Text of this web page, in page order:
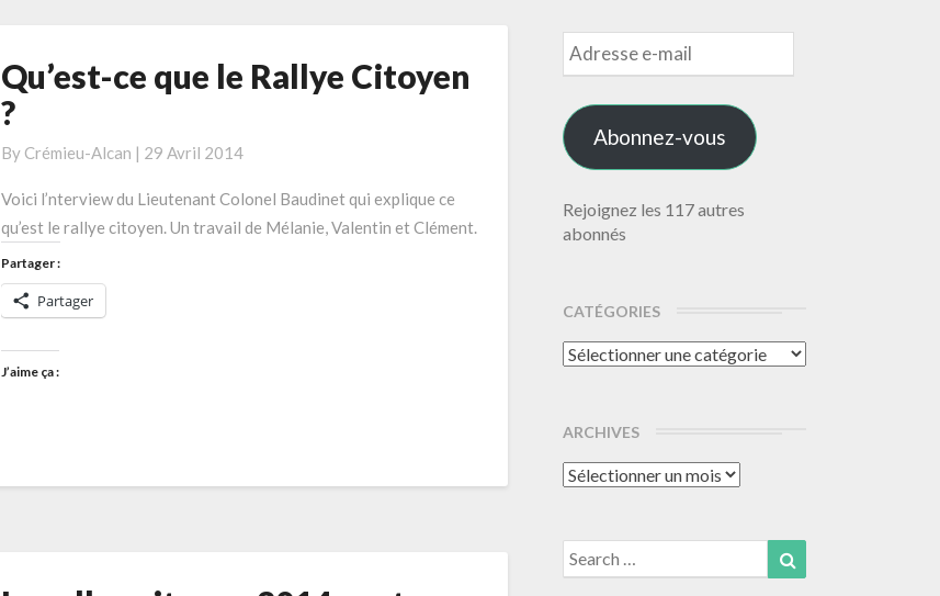
Qu’est-
ce
que
le
Citoyen
?
Qu’est-ce que le Rallye Citoyen
?
By Crémieu-Alcan | 29 Avril 2014
Voici l’nterview du Lieutenant Colonel Baudinet qui explique ce
qu’est le rallye citoyen. Un travail de Mélanie, Valentin et Clément.
Partager :
Partager
J’aime ça :
Adresse
e-
mail
Abonnez-vous
Rejoignez les 117 autres
abonnés
CATÉGORIES
Catégories
ARCHIVES
Archives
Search
for: